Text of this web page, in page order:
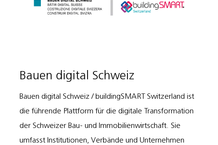
Bauen digital Schweiz
Bauen digital Schweiz / buildingSMART Switzerland ist
die führende Plattform für die digitale Transformation
der Schweizer Bau- und Immobilienwirtschaft. Sie
umfasst Institutionen, Verbände und Unternehmen